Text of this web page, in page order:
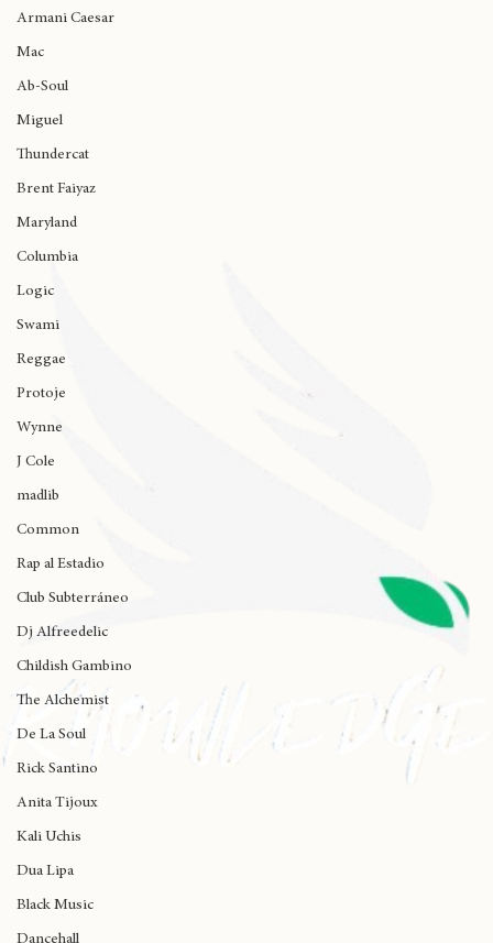
Kaicrewsade
Armani Caesar
Mac
Ab-Soul
Miguel
Thundercat
Brent Faiyaz
Maryland
Columbia
Logic
Swami
Reggae
Protoje
Wynne
J Cole
madlib
Common
Rap al Estadio
Club Subterráneo
Dj Alfreedelic
Childish Gambino
The Alchemist
De La Soul
Rick Santino
Anita Tijoux
Kali Uchis
Dua Lipa
Black Music